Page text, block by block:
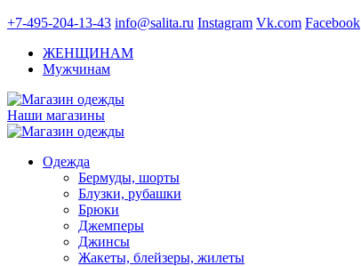
+7-495-204-13-43 info@salita.ru Instagram Vk.com Facebook
ЖЕНЩИНАМ
Мужчинам
Наши магазины
Одежда
Бермуды, шорты
Блузки, рубашки
Брюки
Джемперы
Джинсы
Жакеты, блейзеры, жилеты